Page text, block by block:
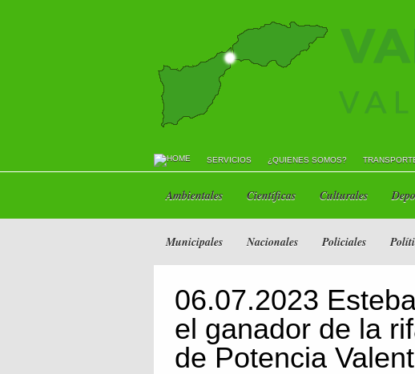
SERVICIOS ¿QUIENES SOMOS?
Ambientales Científicas Culturales
Municipales Nacionales Policiales
06.07.2023
el ganador de la
de Potencia